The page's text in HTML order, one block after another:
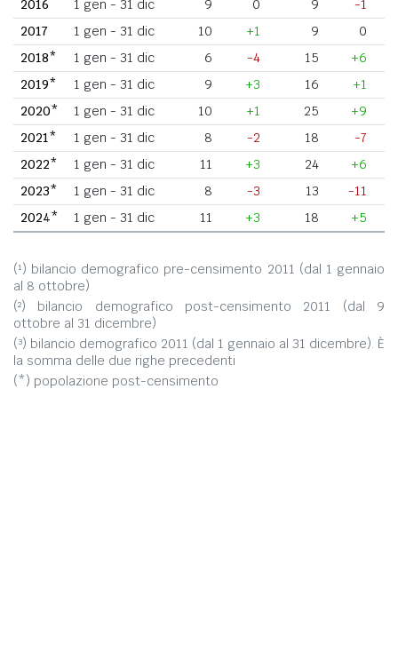
2016
1 gen - 31 dic 9 0 9
-1
2017
1 gen - 31 dic 10 +1 9
0
2018*
1 gen - 31 dic 6 -4 15
+6
2019*
1 gen - 31 dic 9 +3 16
+1
2020*
1 gen - 31 dic 10 +1 25
+9
2021*
1 gen - 31 dic 8 -2 18
-7
2022*
1 gen - 31 dic 11 +3 24
+6
2023*
1 gen - 31 dic 8 -3 13
-11
2024*
1 gen - 31 dic 11 +3 18 +5
(¹) bilancio demografico pre-censimento 2011 (dal 1 gennaio
al 8 ottobre)
(²) bilancio demografico post-censimento 2011 (dal 9
ottobre al 31 dicembre)
(³) bilancio demografico 2011 (dal 1 gennaio al 31 dicembre). È
la somma delle due righe precedenti
(*) popolazione post-censimento